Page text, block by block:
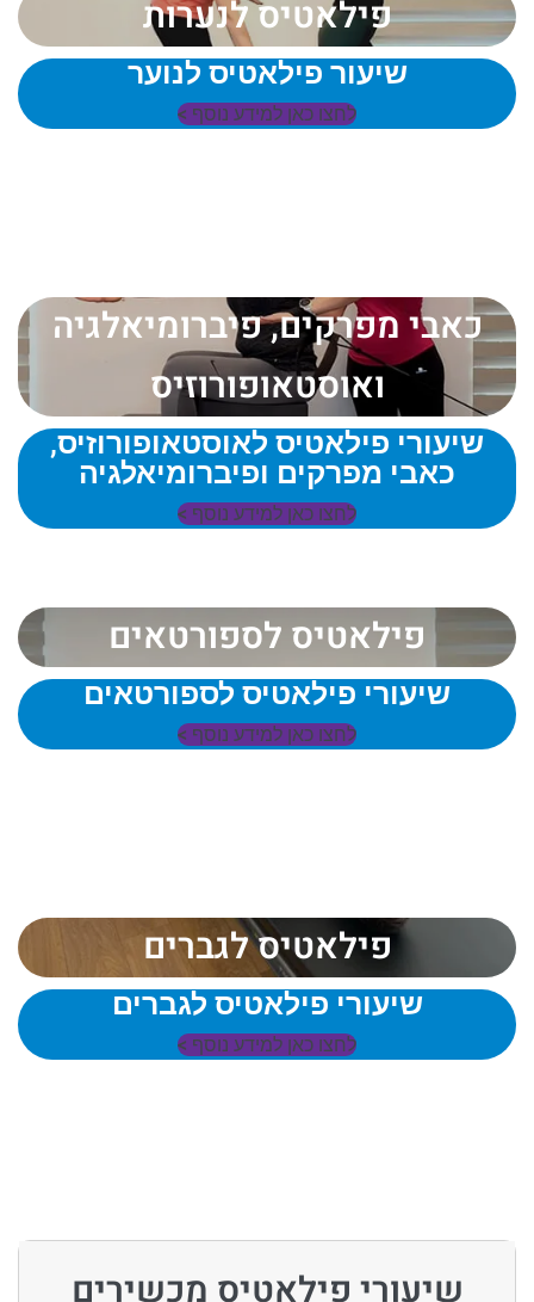
פילאטיס לנערות
שיעור פילאטיס לנוער
לחצו כאן למידע נוסף >
כאבי מפרקים, פיברומיאלגיה
ואוסטאופורוזיס
שיעורי פילאטיס לאוסטאופורוזיס,
כאבי מפרקים ופיברומיאלגיה
לחצו כאן למידע נוסף >
פילאטיס לספורטאים
שיעורי פילאטיס לספורטאים
לחצו כאן למידע נוסף >
פילאטיס לגברים
שיעורי פילאטיס לגברים
לחצו כאן למידע נוסף >
שיעורי פילאטיס מכשירים